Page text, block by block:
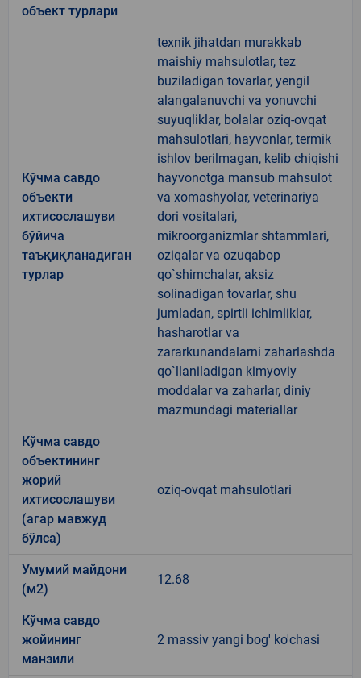
объект турлари
Кўчма савдо
объекти
ихтисослашуви
бўйича
таъқиқланадиган
турлар
texnik jihatdan murakkab
maishiy mahsulotlar, tez
buziladigan tovarlar, yengil
alangalanuvchi va yonuvchi
suyuqliklar, bolalar oziq-ovqat
mahsulotlari, hayvonlar, termik
ishlov berilmagan, kelib chiqishi
hayvonotga mansub mahsulot
va xomashyolar, veterinariya
dori vositalari,
mikroorganizmlar shtammlari,
oziqalar va ozuqabop
qo`shimchalar, aksiz
solinadigan tovarlar, shu
jumladan, spirtli ichimliklar,
hasharotlar va
zararkunandalarni zaharlashda
qo`llaniladigan kimyoviy
moddalar va zaharlar, diniy
mazmundagi materiallar
Кўчма савдо
объектининг
жорий
ихтисослашуви
(агар мавжуд
бўлса)
oziq-ovqat mahsulotlari
Умумий майдони
(м2)
12.68
Кўчма савдо
жойининг
манзили
2 massiv yangi bog' ko'chasi